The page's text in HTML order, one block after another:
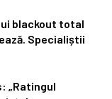
blackout total
Specialiștii
„Ratingul